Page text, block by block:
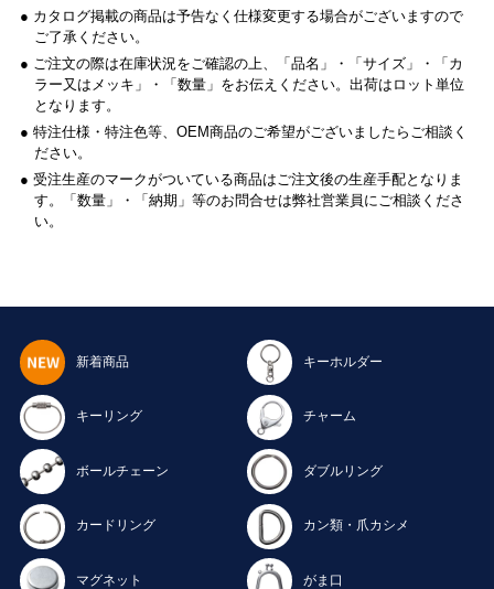
● カタログ掲載の商品は予告なく仕様変更する場合がございますので
ご了承ください。
● ご注文の際は在庫状況をご確認の上、「品名」・「サイズ」・「カ
ラー又はメッキ」・「数量」をお伝えください。出荷はロット単位
となります。
● 特注仕様・特注色等、OEM商品のご希望がございましたらご相談く
ださい。
● 受注生産のマークがついている商品はご注文後の生産手配となりま
す。「数量」・「納期」等のお問合せは弊社営業員にご相談くださ
い。
新着商品 キーホルダー
キーリング チャーム
ボールチェーン ダブルリング
カードリング カン類・爪カシメ
マグネット がま口